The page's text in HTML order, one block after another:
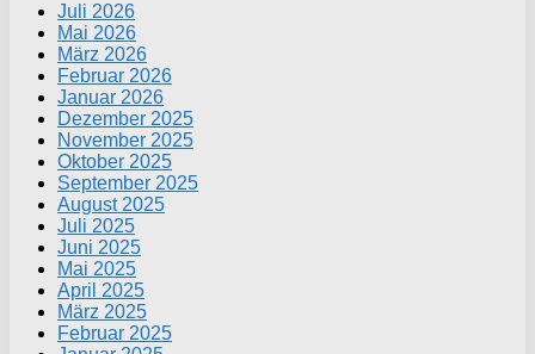
Juli 2026
Mai 2026
März 2026
Februar 2026
Januar 2026
Dezember 2025
November 2025
Oktober 2025
September 2025
August 2025
Juli 2025
Juni 2025
Mai 2025
April 2025
März 2025
Februar 2025